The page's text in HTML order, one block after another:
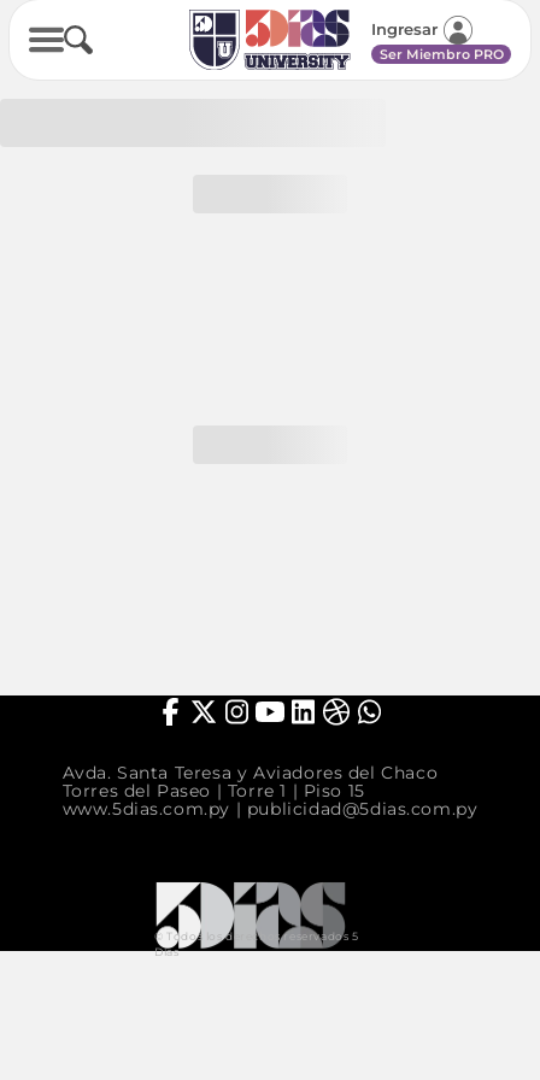
Ser Miembro PRO
Ingresar
Avda. Santa Teresa y Aviadores del Chaco
Torres del Paseo | Torre 1 | Piso 15
www.5dias.com.py | publicidad@5dias.com.py
© Todos los derechos reservados 5
Días